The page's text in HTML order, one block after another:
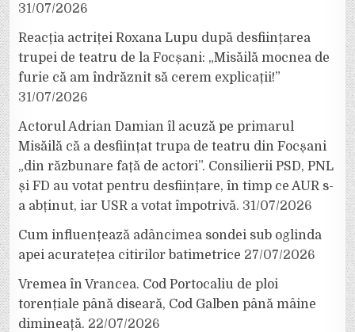
31/07/2026
Reacția actriței Roxana Lupu după desființarea
trupei de teatru de la Focșani: „Misăilă mocnea de
furie că am îndrăznit să cerem explicații!”
31/07/2026
Actorul Adrian Damian îl acuză pe primarul
Misăilă că a desființat trupa de teatru din Focșani
„din răzbunare față de actori”. Consilierii PSD, PNL
și FD au votat pentru desființare, în timp ce AUR s-
a abținut, iar USR a votat împotrivă. 31/07/2026
Cum influențează adâncimea sondei sub oglinda
apei acuratețea citirilor batimetrice 27/07/2026
Vremea în Vrancea. Cod Portocaliu de ploi
torențiale până diseară, Cod Galben până mâine
dimineață. 22/07/2026